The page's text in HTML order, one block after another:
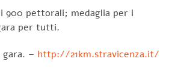
pettorali; medaglia per i
per tutti.
– http://21km.stravicenza.it/